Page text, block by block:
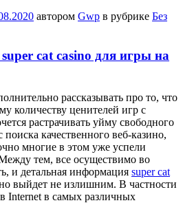
автором Gwp в рубрике Без
cat casino для игры на
рассказывать про то, что
количеству ценителей игр с
растрачивать уйму свободного
качественного веб-казино,
многие в этом уже успели
тем, все осуществимо во
и детальная информация super cat
выйдет не излишним. В частности
Internet в самых различных